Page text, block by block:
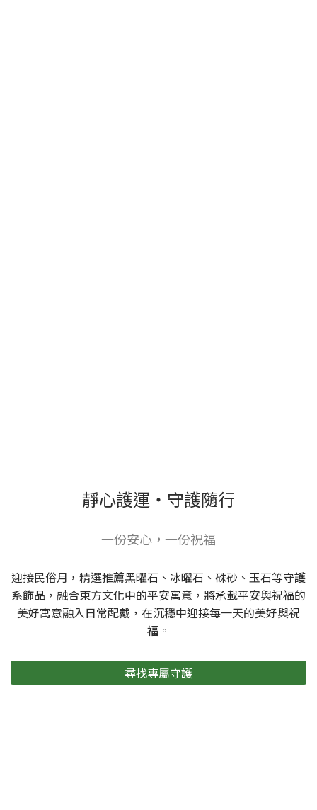
靜心護運・守護隨行
一份安心，一份祝福
迎接民俗月，精選推薦黑曜石、冰曜石、硃砂、玉石等守護
系飾品，融合東方文化中的平安寓意，將承載平安與祝福的
美好寓意融入日常配戴，在沉穩中迎接每一天的美好與祝
福。
尋找專屬守護